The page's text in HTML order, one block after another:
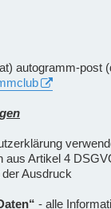
autogramm-post
aus Artikel 4
Ausdruck
- alle